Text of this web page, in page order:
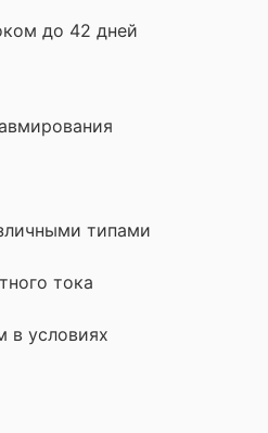
до 42 дней
типами
тока
в условиях